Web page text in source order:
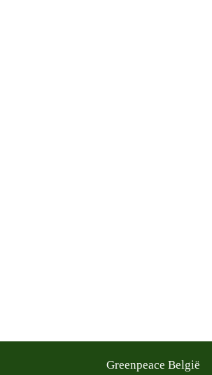
Greenpeace België